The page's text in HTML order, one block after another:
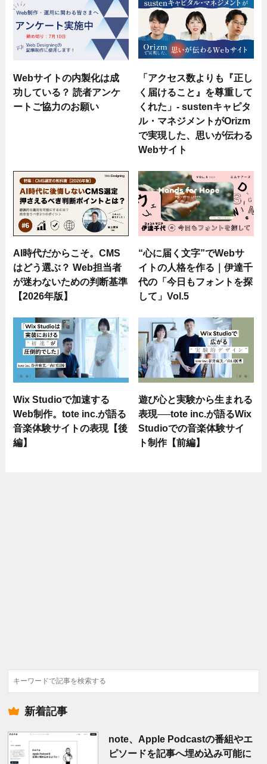
Webサイトの内製化は成
功している？ 読者アンケ
ートご協力のお願い
「アクセス数よりも『正し
く届けること』を尊重して
くれた」- sustenキャピタ
ル・マネジメントがOrizm
で実現した、思いが伝わる
Webサイト
AI時代だからこそ。CMS
はどう選ぶ？ Web担当者
が迷わないための判断基準
【2026年版】
“心に届く文字”でWebサ
イトの人格を作る｜伊達千
代の「今日もフォントを探
して」Vol.5
Wix Studioで加速する
Web制作。tote inc.が語る
音楽体験サイトの表現【後
編】
遊び心と実験から生まれる
表現──tote inc.が語るWix
Studioでの音楽体験サイ
ト制作【前編】
検
索
新着記事
note、Apple Podcastの番組やエ
ピソードを記事へ埋め込み可能に